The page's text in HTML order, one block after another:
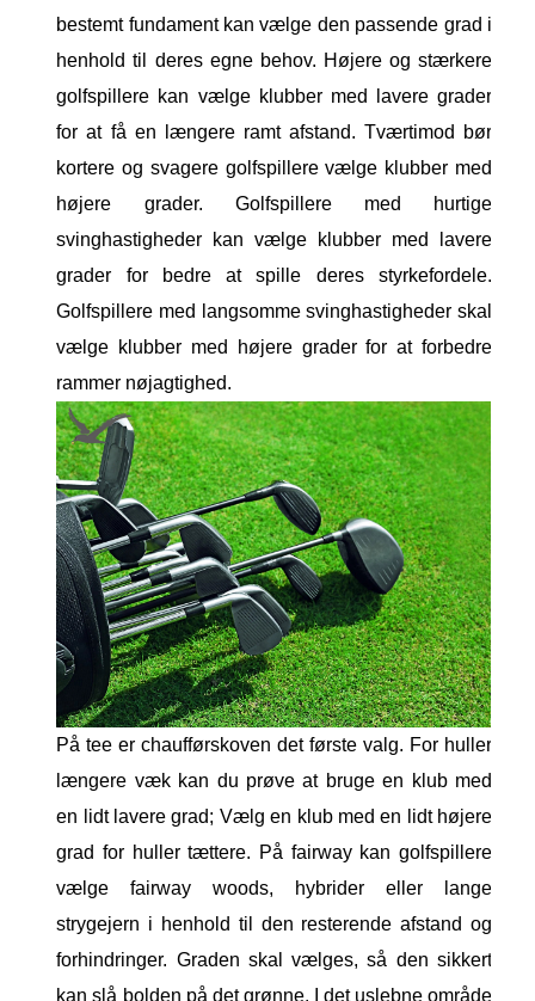
bestemt fundament kan vælge den passende grad i
henhold til deres egne behov. Højere og stærkere
golfspillere kan vælge klubber med lavere grader
for at få en længere ramt afstand. Tværtimod bør
kortere og svagere golfspillere vælge klubber med
højere grader. Golfspillere med hurtige
svinghastigheder kan vælge klubber med lavere
grader for bedre at spille deres styrkefordele.
Golfspillere med langsomme svinghastigheder skal
vælge klubber med højere grader for at forbedre
rammer nøjagtighed.
På tee er chaufførskoven det første valg. For huller
længere væk kan du prøve at bruge en klub med
en lidt lavere grad; Vælg en klub med en lidt højere
grad for huller tættere. På fairway kan golfspillere
vælge fairway woods, hybrider eller lange
strygejern i henhold til den resterende afstand og
forhindringer. Graden skal vælges, så den sikkert
kan slå bolden på det grønne. I det uslebne område